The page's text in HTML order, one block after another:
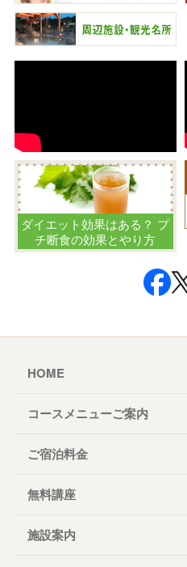
ダイエット効果はある？ プ
チ断食の効果とやり方
HOME
コースメニューご案内
ご宿泊料金
無料講座
施設案内